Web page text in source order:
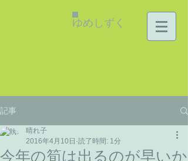
ゆめしずく
記事
今年の筍は出るのが早いか
晴れ子
2016年4月10日 読了時間: 1分